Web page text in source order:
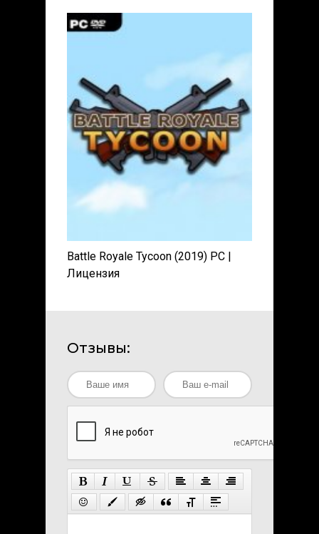
Battle Royale Tycoon (2019) PC |
Лицензия
Отзывы: